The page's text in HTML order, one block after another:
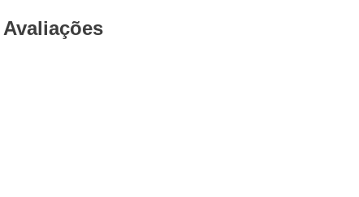
Avaliações